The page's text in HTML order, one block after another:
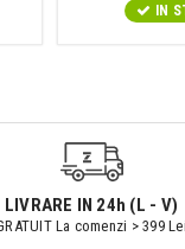
IN
LIVRARE IN 24h (L - V)
La comenzi > 399 Lei